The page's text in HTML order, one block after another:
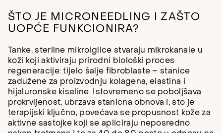
ŠTO JE MICRONEEDLING I ZAŠTO
UOPĆE FUNKCIONIRA?
Tanke, sterilne mikroiglice stvaraju mikrokanale u
koži koji aktiviraju prirodni biološki proces
regeneracije: tijelo šalje fibroblaste – stanice
zadužene za proizvodnju kolagena, elastina i
hijaluronske kiseline. Istovremeno se poboljšava
prokrvljenost, ubrzava stanična obnova i, što je
terapijski ključno, povećava se propusnost kože za
aktivne sastojke koji se apliciraju neposredno